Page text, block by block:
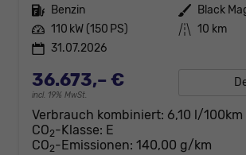
Kraftstoff Benzin Außenfarbe Black
Leistung 110 kW (150 PS) Kilometerstand 10 km
31.07.2026
36.673,– €
incl. 19% MwSt.
Verbrauch kombiniert: 6,10 l/100km
CO2-Klasse: E
CO2-Emissionen: 140,00 g/km